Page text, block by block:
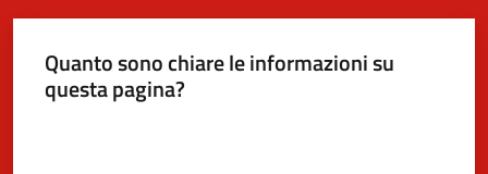
Servizi
Menu selezionato
Quanto sono chiare le informazioni su
questa pagina?